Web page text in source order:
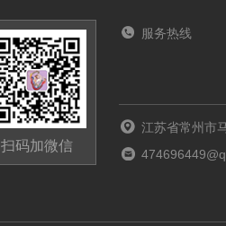
扫码加微信
服务热线
江苏省常州市